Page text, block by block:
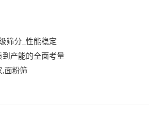
筛分_性能稳定
产能的全面考量
,面粉筛